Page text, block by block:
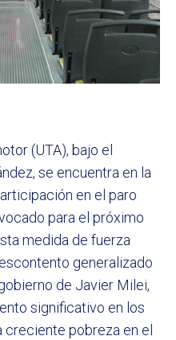
(UTA), bajo el
se encuentra en la
en el paro
para el próximo
medida de fuerza
generalizado
de Javier Milei,
significativo en los
pobreza en el